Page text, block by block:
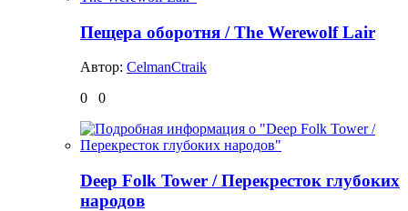
Пещера оборотня / The Werewolf Lair
Автор: CelmanCtraik
0
0
Deep Folk Tower / Перекресток глубоких
народов